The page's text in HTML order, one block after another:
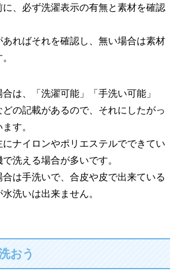
に、必ず洗濯表示の有無と素材を確認
あればそれを確認し、無い場合は素材
は、「洗濯可能」「手洗い可能」
どの記載があるので、それにしたがっ
す。
ナイロンやポリエステルでできてい
洗える場合が多いです。
は手洗いで、合皮や皮で出来ている
洗いは出来ません。
おう